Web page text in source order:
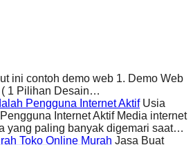
ini contoh demo web 1. Demo Web
( 1 Pilihan Desain…
Pengguna Internet AktifUsia
Internet Aktif Media internet
yang paling banyak digemari saat…
Toko Online Murah Jasa Buat